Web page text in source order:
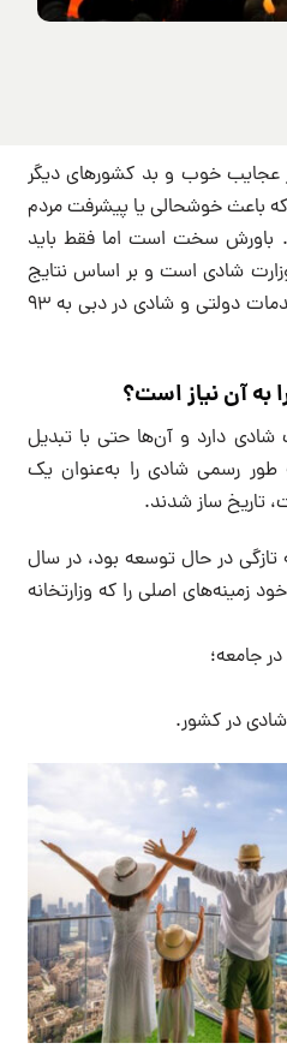
عجایب خوب و بد کشورهای دیگر
باعث خوشحالی یا پیشرفت مردم
باورش سخت است اما فقط باید
شادی است و بر اساس نتایج
سال ۲۰۲۳، میزان رضایت از خدمات دولتی و شادی در دبی به ۹۳
آن نیاز است؟
شادی دارد و آن‌ها حتی با تبدیل
رسمی شادی را به‌عنوان یک
تاریخ ساز شدند.
تازگی در حال توسعه بود، در سال
خود زمینه‌های اصلی را که وزارتخانه
جامعه؛
شادی در کشور.